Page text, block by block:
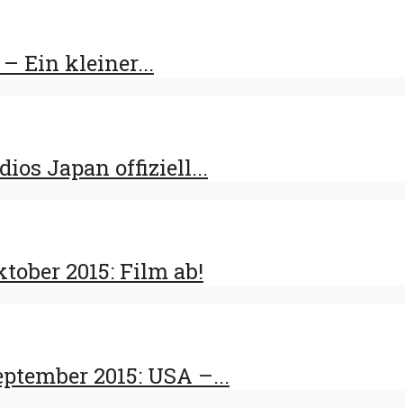
Ein kleiner...
Japan offiziell...
2015: Film ab!
2015: USA –...